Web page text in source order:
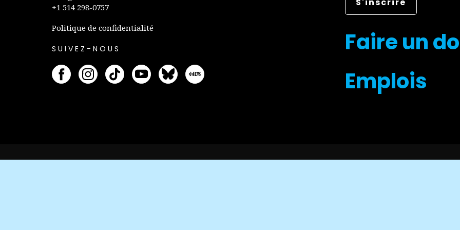
+1 514 298-0757
Politique de confidentialité
SUIVEZ-NOUS
Faire un
Emplois